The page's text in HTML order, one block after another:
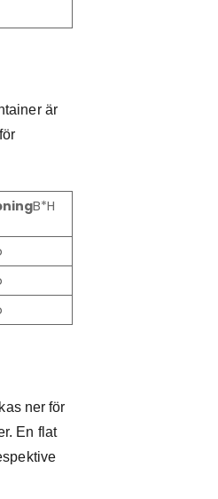
är
B*H
ner för
En flat